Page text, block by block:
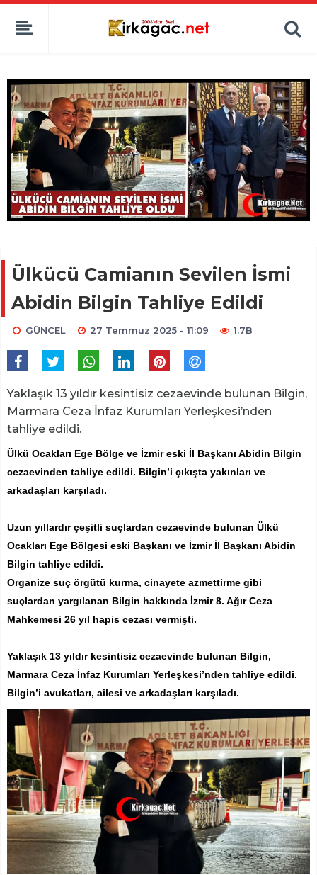
Ülkücü Camianın Sevilen İsmi
Abidin Bilgin Tahliye Edildi
GÜNCEL 27 Temmuz 2025 - 11:09 1.7B
Yaklaşık 13 yıldır kesintisiz cezaevinde bulunan Bilgin,
Marmara Ceza İnfaz Kurumları Yerleşkesi’nden
tahliye edildi.
Ülkü Ocakları Ege Bölge ve İzmir eski İl Başkanı Abidin Bilgin
cezaevinden tahliye edildi. Bilgin’i çıkışta yakınları ve
arkadaşları karşıladı.
Uzun yıllardır çeşitli suçlardan cezaevinde bulunan Ülkü
Ocakları Ege Bölgesi eski Başkanı ve İzmir İl Başkanı Abidin
Bilgin tahliye edildi.
Organize suç örgütü kurma, cinayete azmettirme gibi
suçlardan yargılanan Bilgin hakkında İzmir 8. Ağır Ceza
Mahkemesi 26 yıl hapis cezası vermişti.
Yaklaşık 13 yıldır kesintisiz cezaevinde bulunan Bilgin,
Marmara Ceza İnfaz Kurumları Yerleşkesi’nden tahliye edildi.
Bilgin’i avukatları, ailesi ve arkadaşları karşıladı.